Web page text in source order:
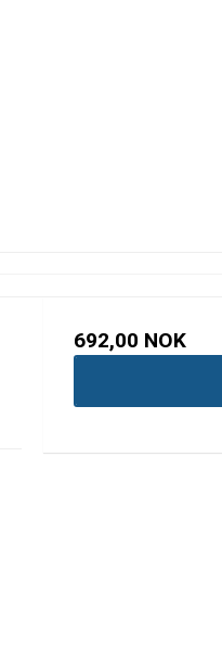
692,00 NOK